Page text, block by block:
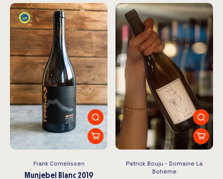
Frank Cornelissen
Munjebel Blanc 2019
Patrick Bouju - Domaine La
Bohème